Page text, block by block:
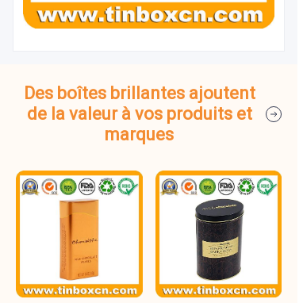
Des boîtes brillantes ajoutent
de la valeur à vos produits et
marques